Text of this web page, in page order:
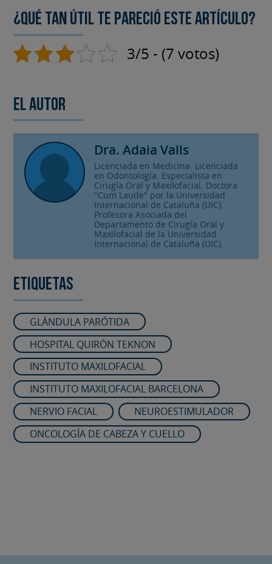
¿Qué tan útil te pareció este artículo?
3/5 - (7 votos)
El autor
Dra. Adaia Valls
Licenciada en Medicina. Licenciada
en Odontología. Especialista en
Cirugía Oral y Maxilofacial. Doctora
"Cum Laude" por la Universidad
Internacional de Cataluña (UIC).
Profesora Asociada del
Departamento de Cirugía Oral y
Maxilofacial de la Universidad
Internacional de Cataluña (UIC).
Etiquetas
GLÁNDULA PARÓTIDA
HOSPITAL QUIRÓN TEKNON
INSTITUTO MAXILOFACIAL
INSTITUTO MAXILOFACIAL BARCELONA
NERVIO FACIAL
NEUROESTIMULADOR
ONCOLOGÍA DE CABEZA Y CUELLO